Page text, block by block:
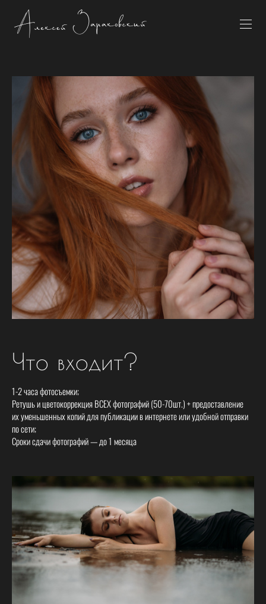
Что входит?
1-2 часа фотосъемки;
Ретушь и цветокоррекция ВСЕХ фотографий (50-70шт.) + предоставление
их уменьшенных копий для публикации в интернете или удобной отправки
по сети;
Сроки сдачи фотографий — до 1 месяца